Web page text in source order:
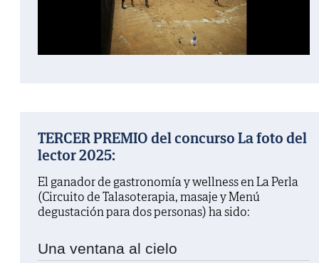
TERCER PREMIO del concurso La foto del
lector 2025:
El ganador de gastronomía y wellness en La Perla
(Circuito de Talasoterapia, masaje y Menú
degustación para dos personas) ha sido:
Una ventana al cielo